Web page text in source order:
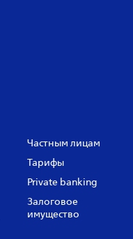
Частным лицам
Тарифы
Private banking
Залоговое
имущество